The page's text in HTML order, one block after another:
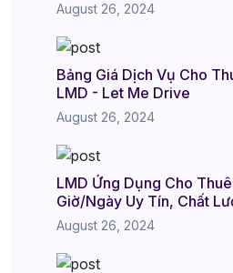
August 26, 2024
Bảng Giá Dịch Vụ Cho
LMD - Let Me Drive
August 26, 2024
LMD Ứng Dụng Cho
Giờ/Ngày Uy Tín, Chất
August 26, 2024